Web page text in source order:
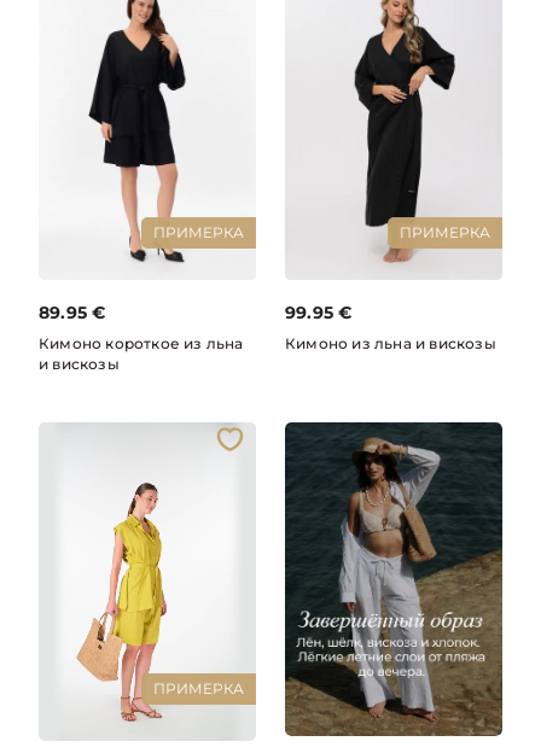
ПРИМЕРКА
89.95 €
Кимоно короткое из льна
и вискозы
ПРИМЕРКА
99.95 €
Кимоно из льна и вискозы
ПРИМЕРКА